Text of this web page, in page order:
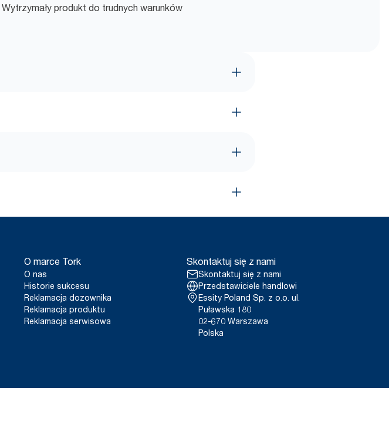
Wytrzymały produkt do trudnych warunków
O marce Tork
O nas
Historie sukcesu
Reklamacja dozownika
Reklamacja produktu
Reklamacja serwisowa
Skontaktuj się z nami
Skontaktuj się z nami
Przedstawiciele handlowi
Essity Poland Sp. z o.o. ul.
Puławska 180
02-670 Warszawa
Polska